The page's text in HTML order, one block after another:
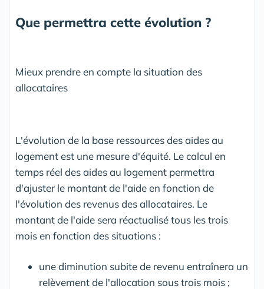
Que permettra cette évolution ?
Mieux prendre en compte la situation des
allocataires
L'évolution de la base ressources des aides au
logement est une mesure d'équité. Le calcul en
temps réel des aides au logement permettra
d'ajuster le montant de l'aide en fonction de
l'évolution des revenus des allocataires. Le
montant de l'aide sera réactualisé tous les trois
mois en fonction des situations :
une diminution subite de revenu entraînera un
relèvement de l'allocation sous trois mois ;